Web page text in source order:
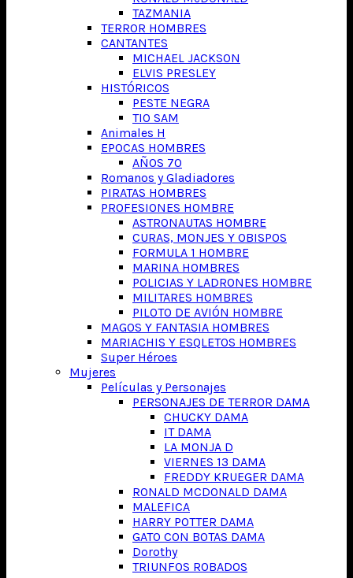
TAZMANIA
TERROR HOMBRES
CANTANTES
MICHAEL JACKSON
ELVIS PRESLEY
HISTÓRICOS
PESTE NEGRA
TIO SAM
Animales H
EPOCAS HOMBRES
AÑOS 70
Romanos y Gladiadores
PIRATAS HOMBRES
PROFESIONES HOMBRE
ASTRONAUTAS HOMBRE
CURAS, MONJES Y OBISPOS
FORMULA 1 HOMBRE
MARINA HOMBRES
POLICIAS Y LADRONES HOMBRE
MILITARES HOMBRES
PILOTO DE AVIÓN HOMBRE
MAGOS Y FANTASIA HOMBRES
MARIACHIS Y ESQLETOS HOMBRES
Super Héroes
Mujeres
Películas y Personajes
PERSONAJES DE TERROR DAMA
CHUCKY DAMA
IT DAMA
LA MONJA D
VIERNES 13 DAMA
FREDDY KRUEGER DAMA
RONALD MCDONALD DAMA
MALEFICA
HARRY POTTER DAMA
GATO CON BOTAS DAMA
Dorothy
TRIUNFOS ROBADOS